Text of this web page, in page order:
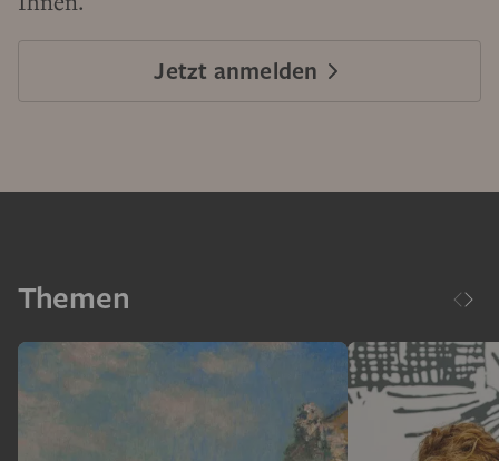
Jetzt anmelden
Themen